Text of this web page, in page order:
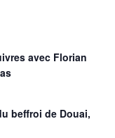
avec Florian
beffroi de Douai,